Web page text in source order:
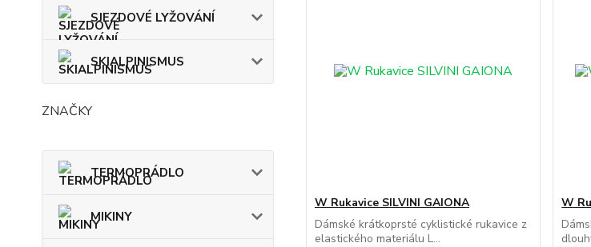
SJEZDOVÉ LYŽOVÁNÍ
SKIALPINISMUS
ZNAČKY
TERMOPRÁDLO
MIKINY
W Rukavice SILVINI GAIONA
Dámské krátkoprsté cyklistické rukavice z
elastického materiálu L...
W